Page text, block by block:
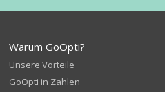
Warum GoOpti?
Unsere Vorteile
GoOpti in Zahlen